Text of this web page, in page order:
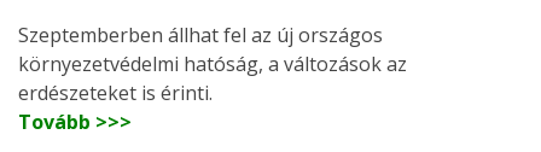
Szeptemberben állhat fel az új országos
környezetvédelmi hatóság, a változások az
erdészeteket is érinti.
Tovább >>>